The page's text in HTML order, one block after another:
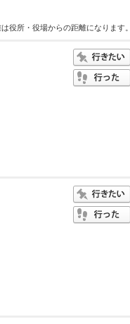
役所・役場からの距離になります。